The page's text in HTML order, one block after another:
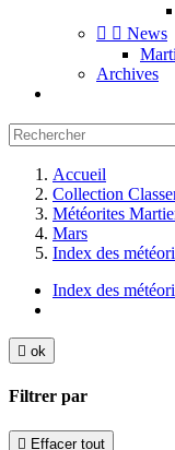
  News
Archives
Accueil
Collection
Météorites
Mars
Index des
Index des
 ok
Filtrer par
 Effacer tout